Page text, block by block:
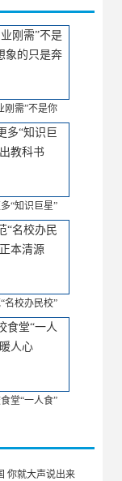
刚需”不是你
“知识巨星”
名校办民校”
堂“一人食”
你就大声说出来